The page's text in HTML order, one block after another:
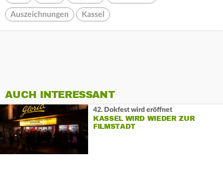
Auszeichnungen Kassel
AUCH INTERESSANT
42. Dokfest wird eröffnet
KASSEL WIRD WIEDER ZUR
FILMSTADT